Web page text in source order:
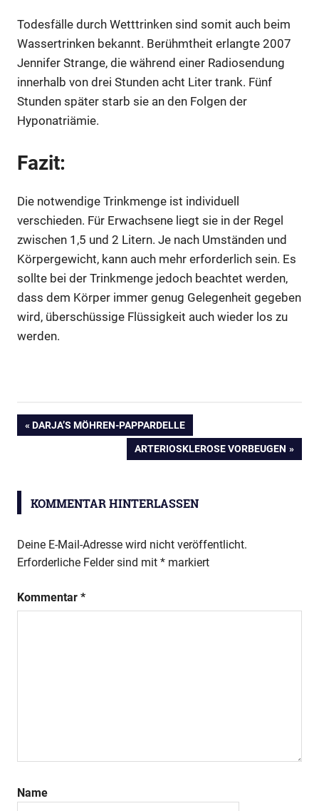
Todesfälle durch Wetttrinken sind somit auch beim
Wassertrinken bekannt. Berühmtheit erlangte 2007
Jennifer Strange, die während einer Radiosendung
innerhalb von drei Stunden acht Liter trank. Fünf
Stunden später starb sie an den Folgen der
Hyponatriämie.
Fazit:
Die notwendige Trinkmenge ist individuell
verschieden. Für Erwachsene liegt sie in der Regel
zwischen 1,5 und 2 Litern. Je nach Umständen und
Körpergewicht, kann auch mehr erforderlich sein. Es
sollte bei der Trinkmenge jedoch beachtet werden,
dass dem Körper immer genug Gelegenheit gegeben
wird, überschüssige Flüssigkeit auch wieder los zu
werden.
Durst
Theromoregulation
Funktion
Wasser
Beitragsnavigation
VORHERIGER
DARJA’S MÖHREN-PAPPARDELLE
NÄCHSTER
BEITRAG:
ARTERIOSKLEROSE VORBEUGEN
KOMMENTAR HINTERLASSEN
Deine E-Mail-Adresse wird nicht veröffentlicht.
Erforderliche Felder sind mit * markiert
Kommentar *
Name